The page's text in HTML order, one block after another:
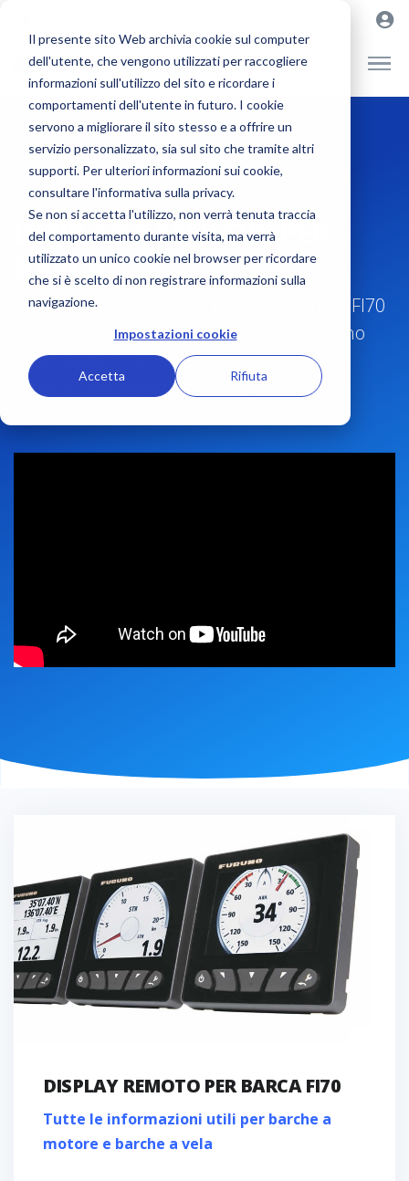
Il presente sito Web archivia cookie sul computer
dell'utente, che vengono utilizzati per raccogliere
informazioni sull'utilizzo del sito e ricordare i
comportamenti dell'utente in futuro. I cookie
servono a migliorare il sito stesso e a offrire un
servizio personalizzato, sia sul sito che tramite altri
supporti. Per ulteriori informazioni sui cookie,
consultare l'informativa sulla privacy.
Se non si accetta l'utilizzo, non verrà tenuta traccia
del comportamento durante visita, ma verrà
utilizzato un unico cookie nel browser per ricordare
che si è scelto di non registrare informazioni sulla
navigazione.
Impostazioni cookie
Accetta Rifiuta
DISPLAY E SENSORI PER
BARCA
I sensori meteo, Navtex, Instrumentation FI70
e Wind & Weather raccolgono e producono
informazioni cruciali e affidabili in mare in
tutte le condizioni meteorologiche.
DISPLAY REMOTO PER BARCA FI70
Tutte le informazioni utili per barche a
motore e barche a vela